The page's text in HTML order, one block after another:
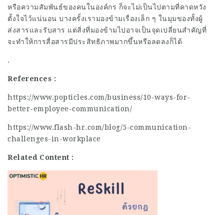
หรือความสัมพันธ์ของคนในองค์กร ก็จะไม่เป็นไปตามที่คาดหวัง
ตั้งใจไว้แน่นอน บางครั้งเรามองข้ามเรื่องเล็ก ๆ ในมุมของทั้งผู้
ส่งสารและรับสาร แต่สิ่งที่มองข้ามไปอาจเป็นจุดเปลี่ยนสำคัญที่
จะทำให้การสื่อสารมีประสิทธิภาพมากขึ้นหรือลดลงก็ได้
.
References :
https://www.popticles.com/business/10-ways-for-
better-employee-communication/
https://www.flash-hr.com/blog/5-communication-
challenges-in-workplace
Related Content :